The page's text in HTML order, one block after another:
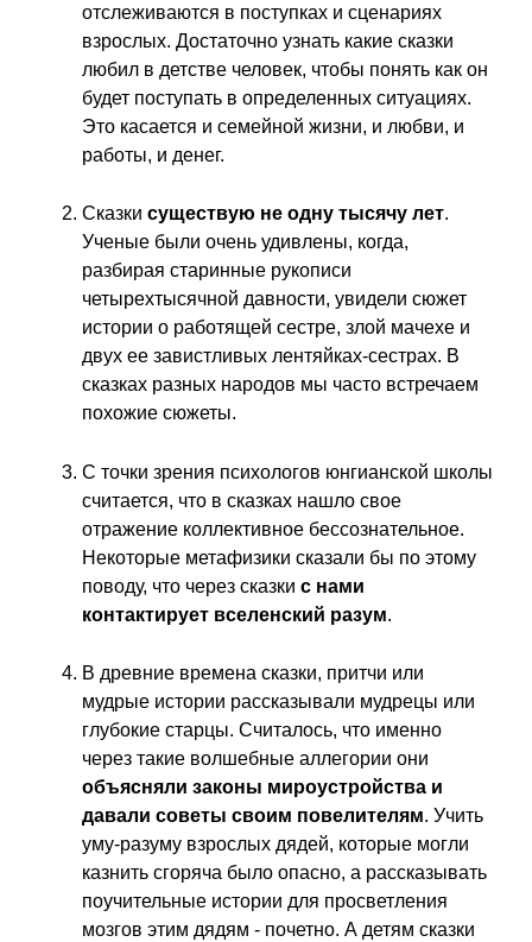
отслеживаются в поступках и сценариях
взрослых. Достаточно узнать какие сказки
любил в детстве человек, чтобы понять как он
будет поступать в определенных ситуациях.
Это касается и семейной жизни, и любви, и
работы, и денег.
Сказкисуществую не одну тысячу лет.
Ученые были очень удивлены, когда,
разбирая старинные рукописи
четырехтысячной давности, увидели сюжет
истории о работящей сестре, злой мачехе и
двух ее завистливых лентяйках-сестрах. В
сказках разных народов мы часто встречаем
похожие сюжеты.
С точки зрения психологов юнгианской школы
считается, что в сказках нашло свое
отражение коллективное бессознательное.
Некоторые метафизики сказали бы по этому
поводу, что через сказкис нами
контактирует вселенский разум.
В древние времена сказки, притчи или
мудрые истории рассказывали мудрецы или
глубокие старцы. Считалось, что именно
через такие волшебные аллегории они
объясняли законы мироустройства и
давали советы своим повелителям. Учить
уму-разуму взрослых дядей, которые могли
казнить сгоряча было опасно, а рассказывать
поучительные истории для просветления
мозгов этим дядям - почетно. А детям сказки